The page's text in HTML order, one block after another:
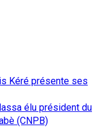
Kéré présente ses
élu président du
(CNPB)